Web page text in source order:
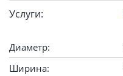
Услуги:
Диаметр:
Ширина: